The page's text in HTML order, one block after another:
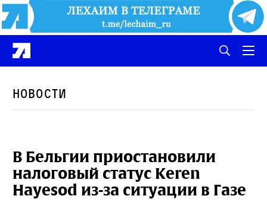
Новости
В Бельгии приостановили
налоговый статус Keren
Hayesod из-за ситуации в Газе